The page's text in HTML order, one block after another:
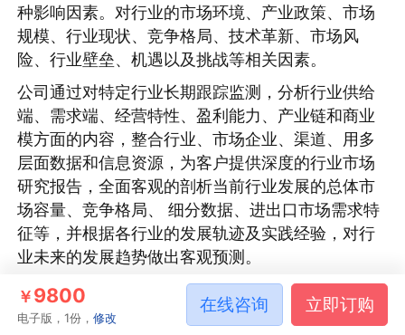
种影响因素。对行业的市场环境、产业政策、市场
规模、行业现状、竞争格局、技术革新、市场风
险、行业壁垒、机遇以及挑战等相关因素。
公司通过对特定行业长期跟踪监测，分析行业供给
端、需求端、经营特性、盈利能力、产业链和商业
模方面的内容，整合行业、市场企业、渠道、用多
层面数据和信息资源，为客户提供深度的行业市场
研究报告，全面客观的剖析当前行业发展的总体市
场容量、竞争格局、 细分数据、进出口市场需求特
征等，并根据各行业的发展轨迹及实践经验，对行
业未来的发展趋势做出客观预测。
本公司建立了严格的数据清洗、加工和分析的内控
体系，分析师采集信息后，严格按照公司评估方法
￥9800
电子版，1份，修改
在线咨询 立即订购